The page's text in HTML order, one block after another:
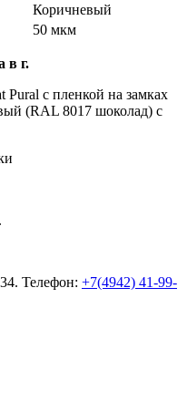
Коричневый
50 мкм
в г.
с пленкой на замках
(RAL 8017 шоколад) с
Телефон: +7(4942) 41-99-